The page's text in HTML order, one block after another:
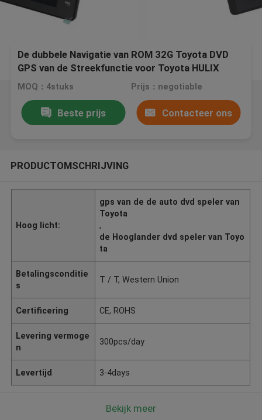
De dubbele Navigatie van ROM 32G Toyota DVD
GPS van de Streekfunctie voor Toyota HULIX
2016 - 2018
MOQ：4stuks Prijs：negotiable
Beste prijs Contacteer ons
PRODUCTOMSCHRIJVING
Hoog licht:
gps van de de auto dvd speler van
Toyota
,
de Hooglander dvd speler van Toyo
ta
Betalingsconditie
s
T / T, Western Union
Certificering CE, ROHS
Levering vermoge
n
300pcs/day
Levertijd 3-4days
Bekijk meer